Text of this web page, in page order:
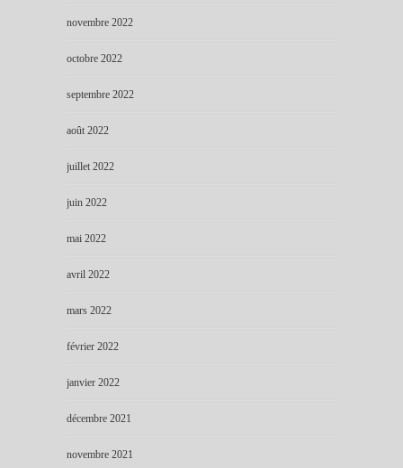
novembre 2022
octobre 2022
septembre 2022
août 2022
juillet 2022
juin 2022
mai 2022
avril 2022
mars 2022
février 2022
janvier 2022
décembre 2021
novembre 2021